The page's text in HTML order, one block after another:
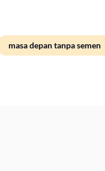
masa depan tanpa semen